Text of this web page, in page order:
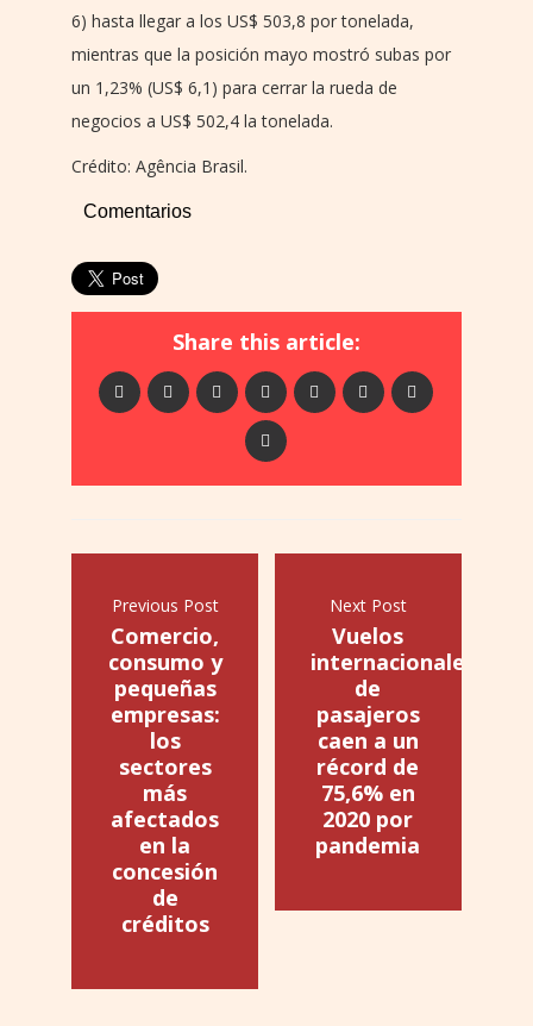
6) hasta llegar a los US$ 503,8 por tonelada,
mientras que la posición mayo mostró subas por
un 1,23% (US$ 6,1) para cerrar la rueda de
negocios a US$ 502,4 la tonelada.
Crédito: Agência Brasil.
Comentarios
Share this article:
Previous Post
Comercio,
consumo y
pequeñas
empresas:
los
sectores
más
afectados
en la
concesión
de
créditos
Next Post
Vuelos
internacionales
de
pasajeros
caen a un
récord de
75,6% en
2020 por
pandemia